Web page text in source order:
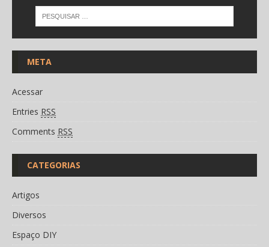
META
Acessar
Entries RSS
Comments RSS
CATEGORIAS
Artigos
Diversos
Espaço DIY